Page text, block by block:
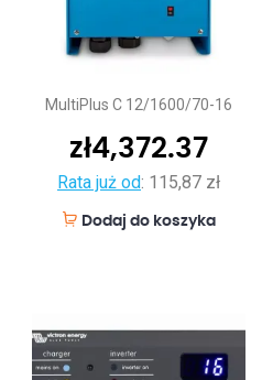
MultiPlus C 12/1600/70-16
zł4,372.37
Rata już od: 115,87 zł
Dodaj do koszyka